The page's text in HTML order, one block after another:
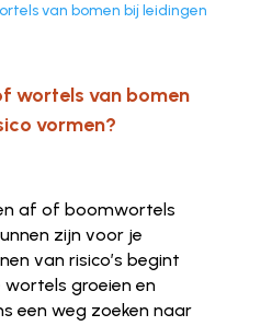
wortels van bomen
vormen?
af of boomwortels
zijn voor je
van risico’s begint
groeien en
een weg zoeken naar